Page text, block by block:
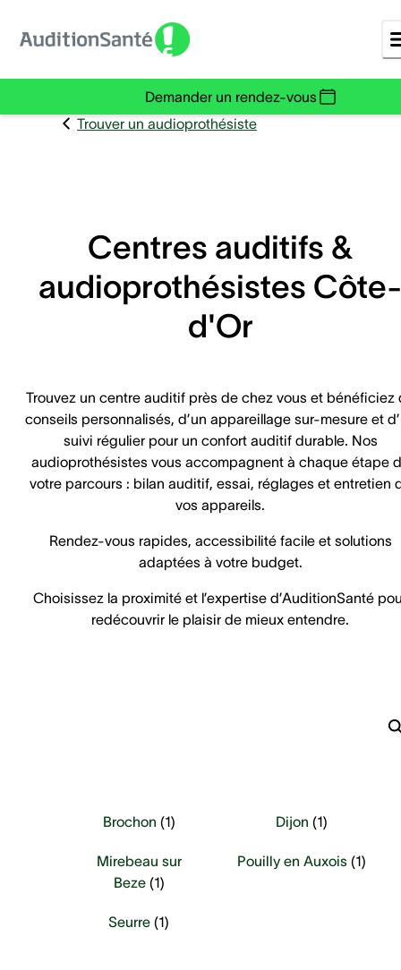
Demander un rendez-vous
Trouver un audioprothésiste
Centres auditifs &
audioprothésistes Côte-
d'Or
Trouvez un centre auditif près de chez vous et bénéficiez
conseils personnalisés, d’un appareillage sur-mesure et
suivi régulier pour un confort auditif durable. Nos
audioprothésistes vous accompagnent à chaque étape
votre parcours : bilan auditif, essai, réglages et entretien
vos appareils.
Rendez-vous rapides, accessibilité facile et solutions
adaptées à votre budget.
Choisissez la proximité et l’expertise d’AuditionSanté
redécouvrir le plaisir de mieux entendre.
Brochon (1) Dijon (1)
Mirebeau sur
Beze (1)
Pouilly en Auxois (1)
Seurre (1)